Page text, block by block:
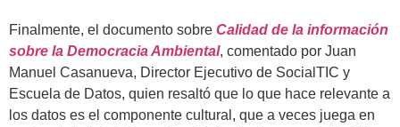
Finalmente, el documento sobre Calidad de la información
sobre la Democracia Ambiental, comentado por Juan
Manuel Casanueva, Director Ejecutivo de SocialTIC y
Escuela de Datos, quien resaltó que lo que hace relevante a
los datos es el componente cultural, que a veces juega en